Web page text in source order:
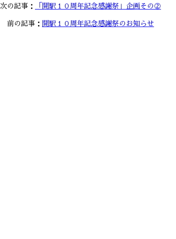
次の記事： 「開駅１０周年記念感謝祭」企画その②
前の記事： 開駅１０周年記念感謝祭のお知らせ